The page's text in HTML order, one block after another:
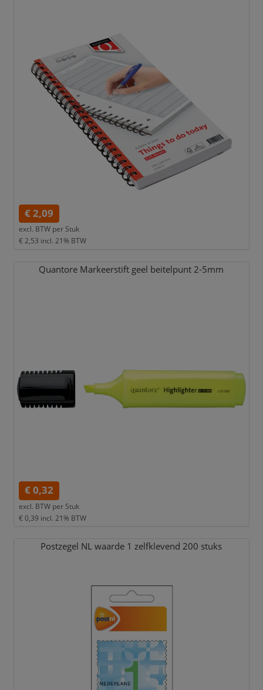
€ 2,09
excl. BTW per Stuk
€ 2,53 incl. 21% BTW
Quantore Markeerstift geel beitelpunt 2-5mm
€ 0,32
excl. BTW per Stuk
€ 0,39 incl. 21% BTW
Postzegel NL waarde 1 zelfklevend 200 stuks